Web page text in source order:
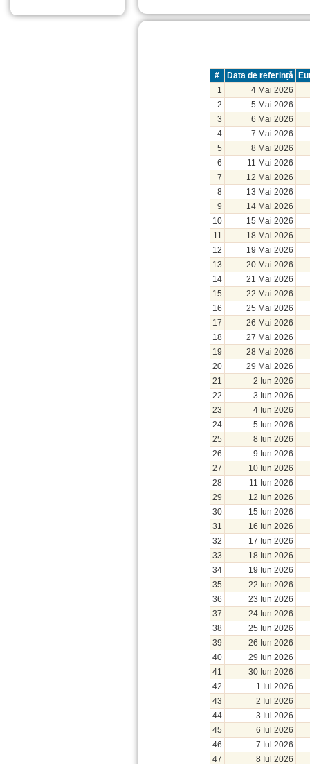
# Data de referință
1
4 Mai 2026
2
5 Mai 2026
3
6 Mai 2026
4
7 Mai 2026
5
8 Mai 2026
6
11 Mai 2026
7
12 Mai 2026
8
13 Mai 2026
9
14 Mai 2026
10
15 Mai 2026
11
18 Mai 2026
12
19 Mai 2026
13
20 Mai 2026
14
21 Mai 2026
15
22 Mai 2026
16
25 Mai 2026
17
26 Mai 2026
18
27 Mai 2026
19
28 Mai 2026
20
29 Mai 2026
21
2 Iun 2026
22
3 Iun 2026
23
4 Iun 2026
24
5 Iun 2026
25
8 Iun 2026
26
9 Iun 2026
27
10 Iun 2026
28
11 Iun 2026
29
12 Iun 2026
30
15 Iun 2026
31
16 Iun 2026
32
17 Iun 2026
33
18 Iun 2026
34
19 Iun 2026
35
22 Iun 2026
36
23 Iun 2026
37
24 Iun 2026
38
25 Iun 2026
39
26 Iun 2026
40
29 Iun 2026
41
30 Iun 2026
42
1 Iul 2026
43
2 Iul 2026
44
3 Iul 2026
45
6 Iul 2026
46
7 Iul 2026
47
8 Iul 2026